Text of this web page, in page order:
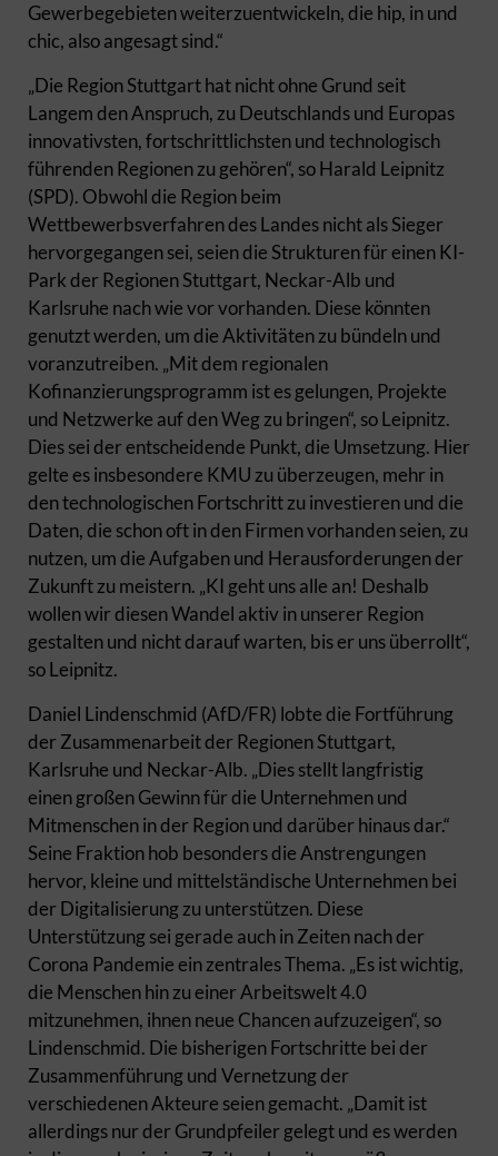
Gewerbegebieten weiterzuentwickeln, die hip, in und
chic, also angesagt sind.“
„Die Region Stuttgart hat nicht ohne Grund seit
Langem den Anspruch, zu Deutschlands und Europas
innovativsten, fortschrittlichsten und technologisch
führenden Regionen zu gehören“, so Harald Leipnitz
(SPD). Obwohl die Region beim
Wettbewerbsverfahren des Landes nicht als Sieger
hervorgegangen sei, seien die Strukturen für einen KI-
Park der Regionen Stuttgart, Neckar-Alb und
Karlsruhe nach wie vor vorhanden. Diese könnten
genutzt werden, um die Aktivitäten zu bündeln und
voranzutreiben. „Mit dem regionalen
Kofinanzierungsprogramm ist es gelungen, Projekte
und Netzwerke auf den Weg zu bringen“, so Leipnitz.
Dies sei der entscheidende Punkt, die Umsetzung. Hier
gelte es insbesondere KMU zu überzeugen, mehr in
den technologischen Fortschritt zu investieren und die
Daten, die schon oft in den Firmen vorhanden seien, zu
nutzen, um die Aufgaben und Herausforderungen der
Zukunft zu meistern. „KI geht uns alle an! Deshalb
wollen wir diesen Wandel aktiv in unserer Region
gestalten und nicht darauf warten, bis er uns überrollt“,
so Leipnitz.
Daniel Lindenschmid (AfD/FR) lobte die Fortführung
der Zusammenarbeit der Regionen Stuttgart,
Karlsruhe und Neckar-Alb. „Dies stellt langfristig
einen großen Gewinn für die Unternehmen und
Mitmenschen in der Region und darüber hinaus dar.“
Seine Fraktion hob besonders die Anstrengungen
hervor, kleine und mittelständische Unternehmen bei
der Digitalisierung zu unterstützen. Diese
Unterstützung sei gerade auch in Zeiten nach der
Corona Pandemie ein zentrales Thema. „Es ist wichtig,
die Menschen hin zu einer Arbeitswelt 4.0
mitzunehmen, ihnen neue Chancen aufzuzeigen“, so
Lindenschmid. Die bisherigen Fortschritte bei der
Zusammenführung und Vernetzung der
verschiedenen Akteure seien gemacht. „Damit ist
allerdings nur der Grundpfeiler gelegt und es werden